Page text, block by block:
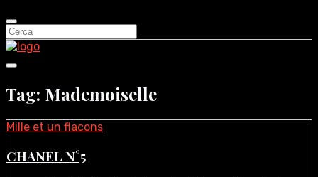
Tag: Mademoiselle
Mille et un flacons
CHANEL N°5